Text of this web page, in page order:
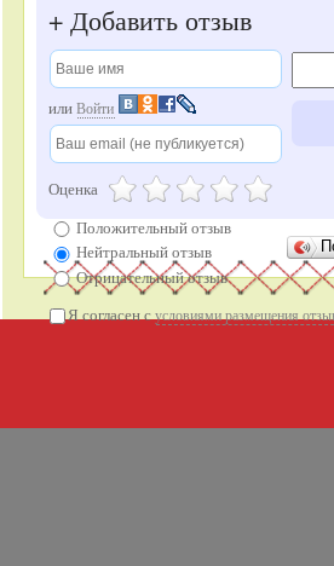
+ Добавить отзыв
илиВойти
Оценка
Положительный отзыв
Нейтральный отзыв
Отрицательный отзыв
Я согласен сусловиями размещения